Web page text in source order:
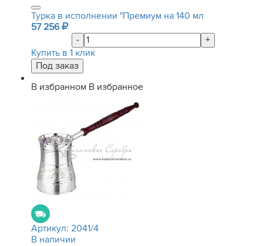
Турка в исполнении "Премиум на 140 мл
57 256
-
+
Купить в 1 клик
В избранном В избранное
Артикул: 2041/4
В наличии